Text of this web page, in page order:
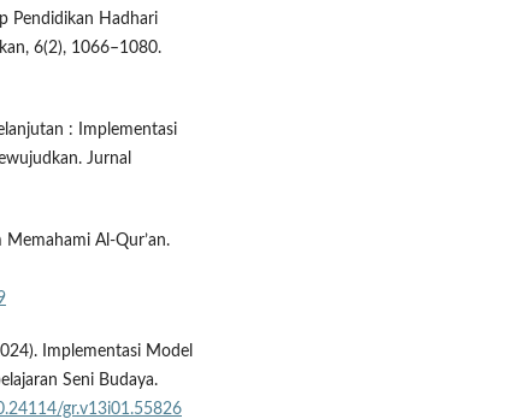
Pendidikan Hadhari
6(2), 1066–1080.
: Implementasi
Jurnal
Memahami Al-Qur’an.
Implementasi Model
Seni Budaya.
gr.v13i01.55826